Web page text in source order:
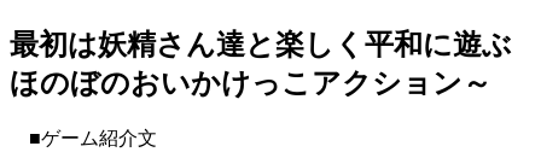
最初は妖精さん達と楽しく平和に遊ぶ
ほのぼのおいかけっこアクション～
■ゲーム紹介文